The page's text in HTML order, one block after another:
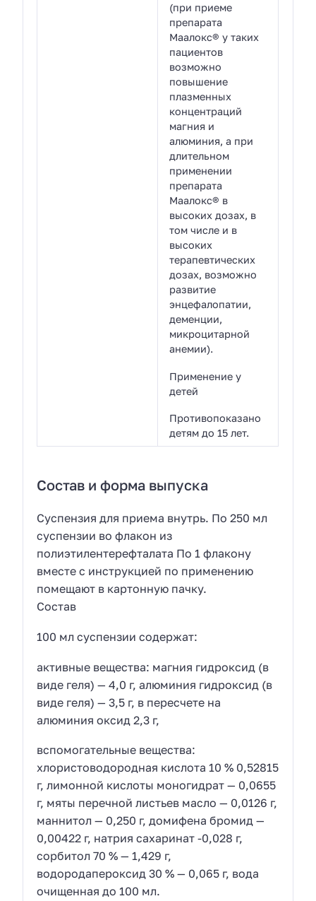
(при приеме
препарата
Маалокс® у таких
пациентов
возможно
повышение
плазменных
концентраций
магния и
алюминия, а при
длительном
применении
препарата
Маалокс® в
высоких дозах, в
том числе и в
высоких
терапевтических
дозах, возможно
развитие
энцефалопатии,
деменции,
микроцитарной
анемии).
Применение у
детей
Противопоказано
детям до 15 лет.
Состав и форма выпуска
Суспензия для приема внутрь. По 250 мл
суспензии во флакон из
полиэтилентерефталата По 1 флакону
вместе с инструкцией по применению
помещают в картонную пачку.
Состав
100 мл суспензии содержат:
активные вещества: магния гидроксид (в
виде геля) — 4,0 г, алюминия гидроксид (в
виде геля) — 3,5 г, в пересчете на
алюминия оксид 2,3 г,
вспомогательные вещества:
хлористоводородная кислота 10 % 0,52815
г, лимонной кислоты моногидрат — 0,0655
г, мяты перечной листьев масло — 0,0126 г,
маннитол — 0,250 г, домифена бромид —
0,00422 г, натрия сахаринат -0,028 г,
сорбитол 70 % — 1,429 г,
водородапероксид 30 % — 0,065 г, вода
очищенная до 100 мл.